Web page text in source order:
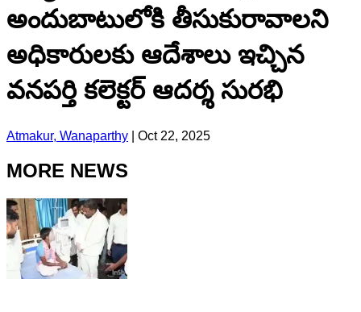
అందుబాటులోకి తీసుకురావాలని
అధికారులకు ఆదేశాలు ఇచ్చిన
వనపర్తి కలెక్టర్ ఆదర్శ సురభి
Atmakur, Wanaparthy Oct 22, 2025
MORE NEWS